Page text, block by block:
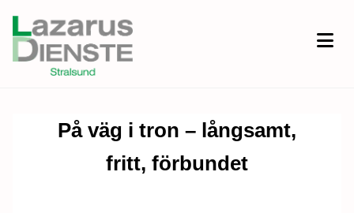
På väg i tron – långsamt,
fritt, förbundet